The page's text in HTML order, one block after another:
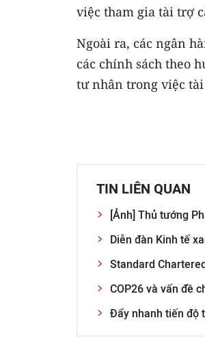
việc tham gia tài trợ
Ngoài ra, các ngân
các chính sách theo
tư nhân trong việc
TIN LIÊN QUAN
[Ảnh] Thủ tướng
Diễn đàn Kinh tế
Standard
COP26 và vấn đề
Đẩy nhanh tiến độ